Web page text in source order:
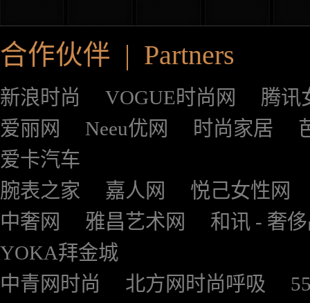
合作伙伴 | Partners
新浪时尚 VOGUE时尚网
腾讯
爱丽网
Neeu优网 时尚家居
爱卡汽车
腕表之家
嘉人网
悦己女性网
中奢网
雅昌艺术网
和讯 - 奢
YOKA拜金城
中青网时尚
北方网时尚呼吸